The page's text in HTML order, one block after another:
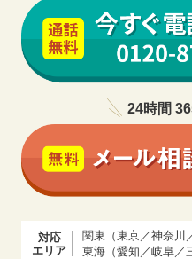
24時間
対応
エリア
関東（東京／神奈川
東海（愛知／岐阜／